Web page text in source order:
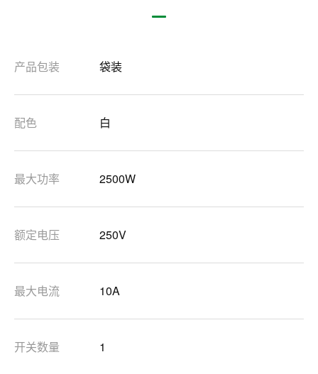
产品包装 袋装
配色 白
最大功率 2500W
额定电压 250V
最大电流 10A
开关数量 1